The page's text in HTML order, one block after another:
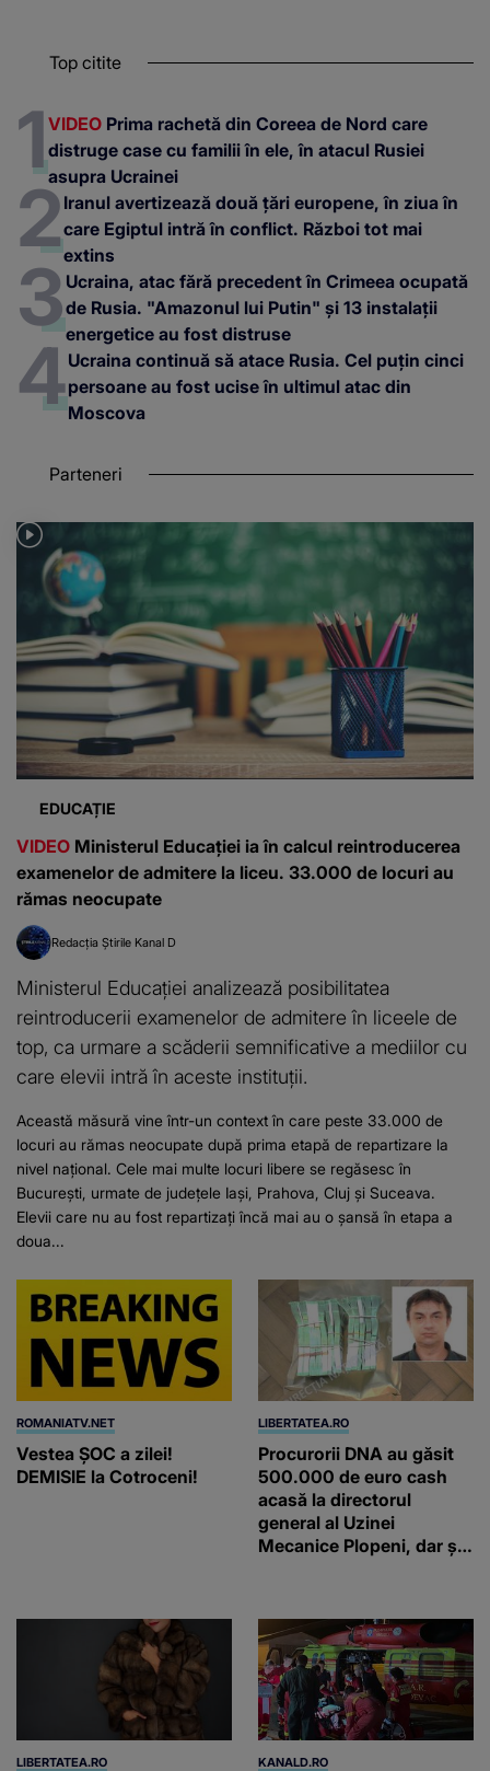
Top citite
VIDEO Prima rachetă din Coreea de Nord care
distruge case cu familii în ele, în atacul Rusiei
asupra Ucrainei
Iranul avertizează două țări europene, în ziua în
care Egiptul intră în conflict. Război tot mai
extins
Ucraina, atac fără precedent în Crimeea ocupată
de Rusia. "Amazonul lui Putin" și 13 instalații
energetice au fost distruse
Ucraina continuă să atace Rusia. Cel puțin cinci
persoane au fost ucise în ultimul atac din
Moscova
Parteneri
EDUCAȚIE
VIDEO Ministerul Educației ia în calcul reintroducerea
examenelor de admitere la liceu. 33.000 de locuri au
rămas neocupate
Redacția Știrile Kanal D
Ministerul Educației analizează posibilitatea
reintroducerii examenelor de admitere în liceele de
top, ca urmare a scăderii semnificative a mediilor cu
care elevii intră în aceste instituții.
Această măsură vine într-un context în care peste 33.000 de
locuri au rămas neocupate după prima etapă de repartizare la
nivel național. Cele mai multe locuri libere se regăsesc în
București, urmate de județele Iași, Prahova, Cluj și Suceava.
Elevii care nu au fost repartizați încă mai au o șansă în etapa a
doua...
ROMANIATV.NET
Vestea ȘOC a zilei!
DEMISIE la Cotroceni!
LIBERTATEA.RO
Procurorii DNA au găsit
500.000 de euro cash
acasă la directorul
general al Uzinei
Mecanice Plopeni, dar și
LIBERTATEA.RO KANALD.RO